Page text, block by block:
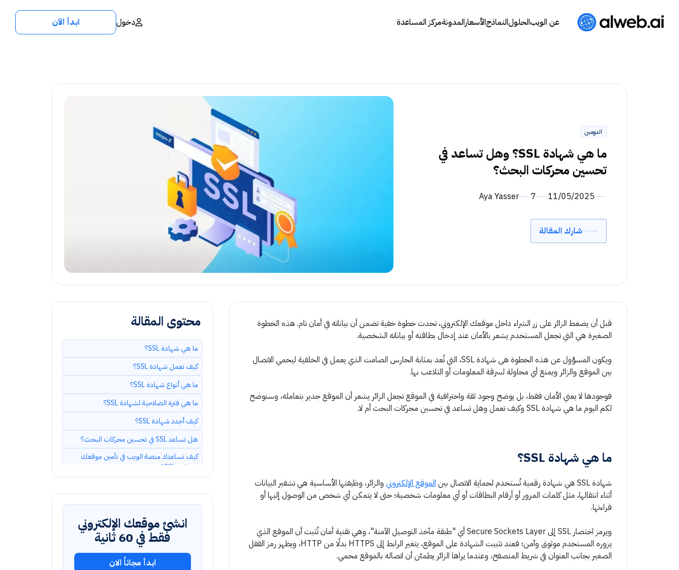
عن الويبالحلولالنماذجالأسعارالمدونةمركز المساعدة دخول ابدأ الآن
الدومين
ما هي شهادة SSL؟ وهل تساعد في
تحسين محركات البحث؟
11/05/2025
7
Aya Yasser
شارك المقالة
قبل أن يضغط الزائر على زر الشراء داخل موقعك الإلكتروني، تحدث خطوة خفية تضمن أن بياناته في أمان تام. هذه الخطوة
الصغيرة هي التي تجعل المستخدم يشعر بالأمان عند إدخال بطاقته أو بياناته الشخصية.
ويكون المسؤول عن هذه الخطوة هى شهادة SSL، التي تُعد بمثابة الحارس الصامت الذي يعمل في الخلفية ليحمي الاتصال
بين الموقع والزائر ويمنع أي محاولة لسرقة المعلومات أو التلاعب بها.
فوجودها لا يعني الأمان فقط، بل يوضح وجود ثقة واحترافية في الموقع تجعل الزائر يشعر أن الموقع جدير بتعامله، وسنوضح
لكم اليوم ما هي شهادة SSL وكيف تعمل وهل تساعد في تحسين محركات البحث أم لا.
ما هي شهادة SSL؟
شهادة SSL هي شهادة رقمية تُستخدم لحماية الاتصال بين الموقع الإلكتروني والزائر، وظيفتها الأساسية هي تشفير البيانات
أثناء انتقالها، مثل كلمات المرور أو أرقام البطاقات أو أي معلومات شخصية؛ حتى لا يتمكن أي شخص من الوصول إليها أو
قراءتها.
ويرمز اختصار SSL إلى Secure Sockets Layer أي "طبقة مآخذ التوصيل الآمنة"، وهي تقنية أمان تُثبت أن الموقع الذي
يزوره المستخدم موثوق وآمن؛ فعند تثبيت الشهادة على الموقع، يتغير الرابط إلى HTTPS بدلًا من HTTP، ويظهر رمز القفل
الصغير بجانب العنوان في شريط المتصفح، وعندما يراها الزائر يطمئن أن اتصاله بالموقع محمي.
محتوى المقالة
ما هي شهادة SSL؟
كيف تعمل شهادة SSL؟
ما هي أنواع شهادة SSL؟
ما هي فترة الصلاحية لشهادة SSL؟
كيف أجدد شهادة SSL؟
هل تساعد SSL في تحسين محركات البحث؟
كيف تساعدك منصة الويب في تأمين موقعك
بشهادة SSL؟
انشئ موقعك الإلكتروني
فقط في 60 ثانية
ابدأ مجاناً الان